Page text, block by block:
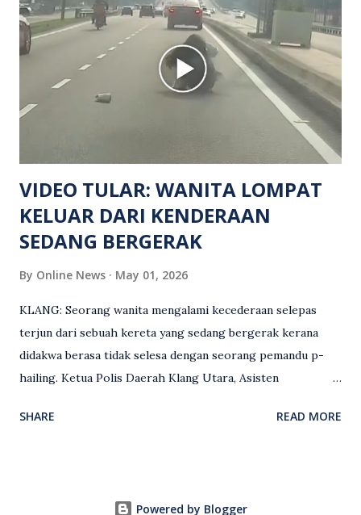
manakala seorang lagi mangsa mengalami kecederaan.
Turut dipercayai terdapat seorang lagi individu cedera
namun identitinya masih belum dikenal pasti selepas dibawa
keluar dari lokasi oleh kenalannya. Polis kini sedang giat
mengesan dua suspek yang masih bebas bagi membantu
siasatan lanjut. Kes disiasat mengikut Seksyen 302 Kanun
Keseksaan kerana membunuh. Orang ramai yang mempunyai
maklumat diminta t...
VIDEO TULAR: WANITA LOMPAT
KELUAR DARI KENDERAAN
SEDANG BERGERAK
By Online News May 01, 2026
KLANG: Seorang wanita mengalami kecederaan selepas
terjun dari sebuah kereta yang sedang bergerak kerana
didakwa berasa tidak selesa dengan seorang pemandu p-
hailing. Ketua Polis Daerah Klang Utara, Asisten
(2 Mei), berkata pemandu berusia 47 tahun itu telah
SHARE READ MORE
Powered by Blogger